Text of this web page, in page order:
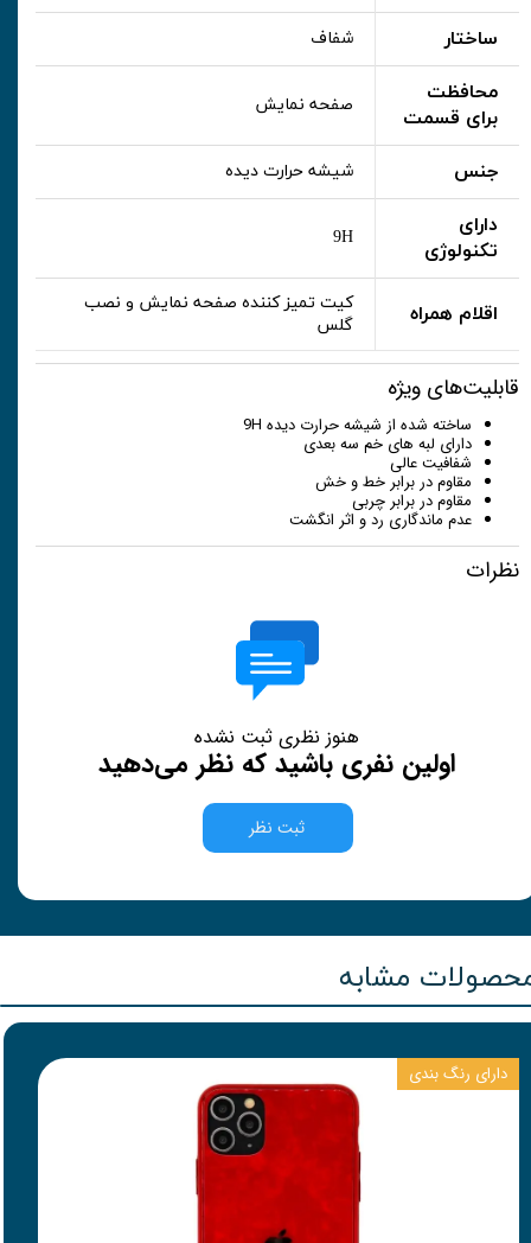
ساختار شفاف
محافظت
برای قسمت
صفحه نمایش
جنس شیشه حرارت دیده
دارای
تکنولوژی
9H
اقلام همراه
کیت تمیز کننده صفحه نمایش و نصب
گلس
قابلیت‌های ویژه
ساخته شده از شیشه حرارت دیده 9H
دارای لبه های خم سه بعدی
شفافیت عالی
مقاوم در برابر خط و خش
مقاوم در برابر چربی
عدم ماندگاری رد و اثر انگشت
نظرات
هنوز نظری ثبت نشده
اولین نفری باشید که نظر می‌دهید
ثبت نظر
مشابه
دارای رنگ بندی